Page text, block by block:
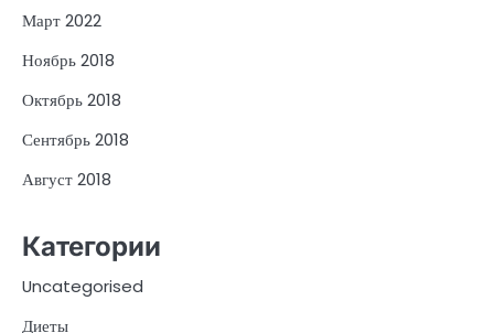
Март 2022
Ноябрь 2018
Октябрь 2018
Сентябрь 2018
Август 2018
Категории
Uncategorised
Диеты